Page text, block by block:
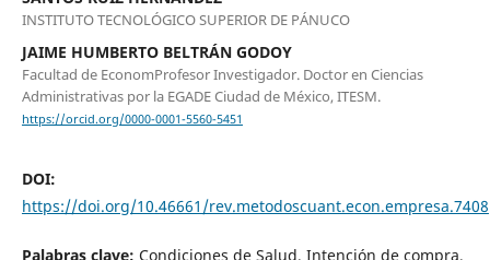
INSTITUTO TECNOLÓGICO SUPERIOR DE PÁNUCO
JAIME HUMBERTO BELTRÁN GODOY
Facultad de EconomProfesor Investigador. Doctor en Ciencias
Administrativas por la EGADE Ciudad de México, ITESM.
https://orcid.org/0000-0001-5560-5451
DOI:
https://doi.org/10.46661/rev.metodoscuant.econ.empresa.7408
Palabras clave: Condiciones de Salud, Intención de compra,